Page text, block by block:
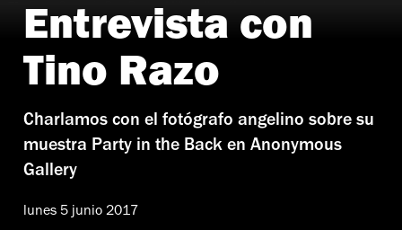
Foto: Cortesía Ray Potes. Milk Gallery/Anthology
Entrevista con
Tino Razo
Charlamos con el fotógrafo angelino sobre su
muestra Party in the Back en Anonymous
Gallery
lunes 5 junio 2017